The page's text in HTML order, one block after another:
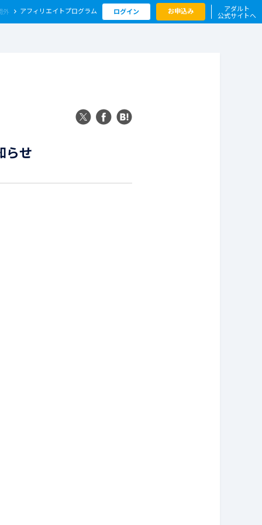
アフィリエイトプログラム ログイン お申込み アダルト
公式サイトへ
らせ